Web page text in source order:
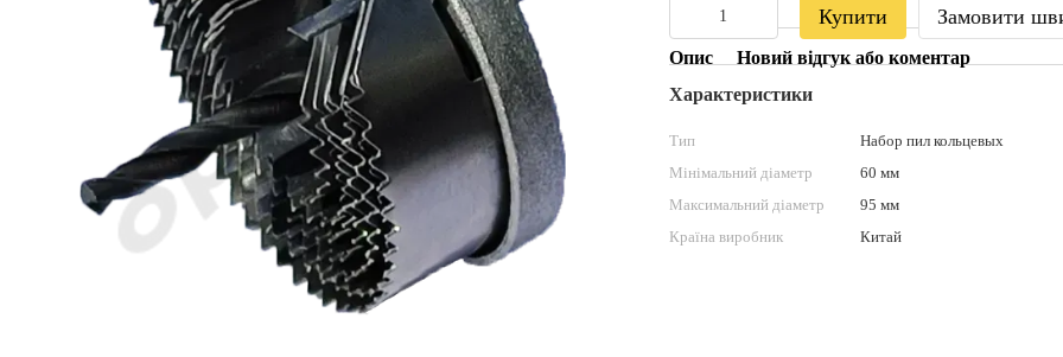
Купити Замовити
Опис
Новий відгук або коментар
Характеристики
Тип
Набор пил кольцевых
Мінімальний діаметр
60 мм
Максимальний діаметр
95 мм
Країна виробник
Китай